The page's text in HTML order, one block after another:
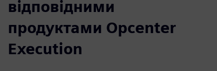
відповідними
продуктами Opcenter
Execution